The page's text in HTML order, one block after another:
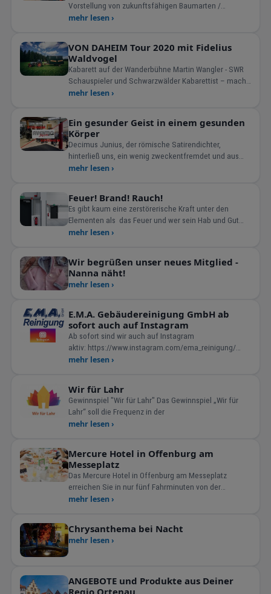
Vorstellung von zukunftsfähigen Baumarten /
Parallelmesse
mehr lesen ›
VON DAHEIM Tour 2020 mit Fidelius
Waldvogel
Kabarett auf der Wanderbühne Martin Wangler - SWR
Schauspieler und Schwarzwälder Kabarettist – macht
si
mehr lesen ›
Ein gesunder Geist in einem gesunden
Körper
Decimus Junius, der römische Satirendichter,
hinterließ uns, ein wenig zweckentfremdet und aus
dem urspr&uuml
mehr lesen ›
Feuer! Brand! Rauch!
Es gibt kaum eine zerstörerische Kraft unter den
Elementen als das Feuer und wer sein Hab und Gut
schütz
mehr lesen ›
Wir begrüßen unser neues Mitglied -
Nanna näht!
mehr lesen ›
E.M.A. Gebäudereinigung GmbH ab
sofort auch auf Instagram
Ab sofort sind wir auch auf Instagram
aktiv: https://www.instagram.com/ema_reinigung/
Besuchen Sie uns auß
mehr lesen ›
Wir für Lahr
Gewinnspiel "Wir für Lahr" Das Gewinnspiel „Wir für
Lahr“ soll die Frequenz in der
mehr lesen ›
Mercure Hotel in Offenburg am
Messeplatz
Das Mercure Hotel in Offenburg am Messeplatz
erreichen Sie in nur fünf Fahrminuten von der
Autobahn A5 Basel-Heidel
mehr lesen ›
Chrysanthema bei Nacht
mehr lesen ›
ANGEBOTE und Produkte aus Deiner
Regio Ortenau.